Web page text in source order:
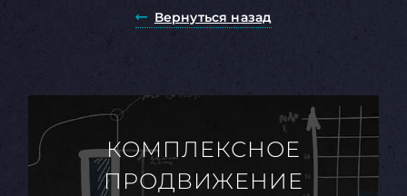
Вернуться назад
КОМПЛЕКСНОЕ
ПРОДВИЖЕНИЕ